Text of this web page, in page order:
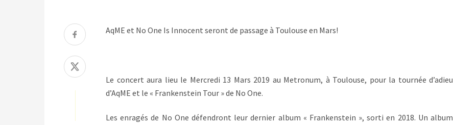
AqME et No One Is Innocent seront de passage à Toulouse en Mars!
Le concert aura lieu le Mercredi 13 Mars 2019 au Metronum, à Toulouse, pour la tournée d’adieu
d’AqME et le « Frankenstein Tour » de No One.
Les enragés de No One défendront leur dernier album « Frankenstein », sorti en 2018. Un album